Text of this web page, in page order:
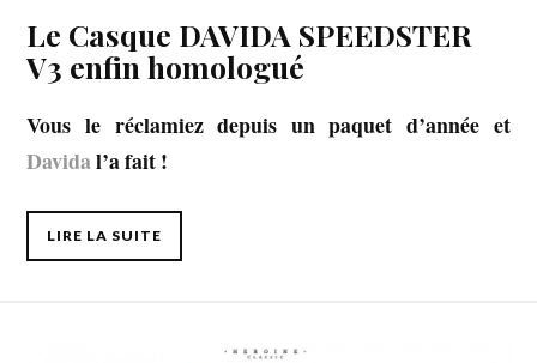
Le Casque DAVIDA SPEEDSTER
V3 enfin homologué
Vous le réclamiez depuis un paquet d’année et
Davidal’a fait !
LIRE LA SUITE